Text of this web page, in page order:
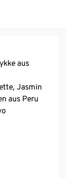
aus
Jasmin
aus Peru